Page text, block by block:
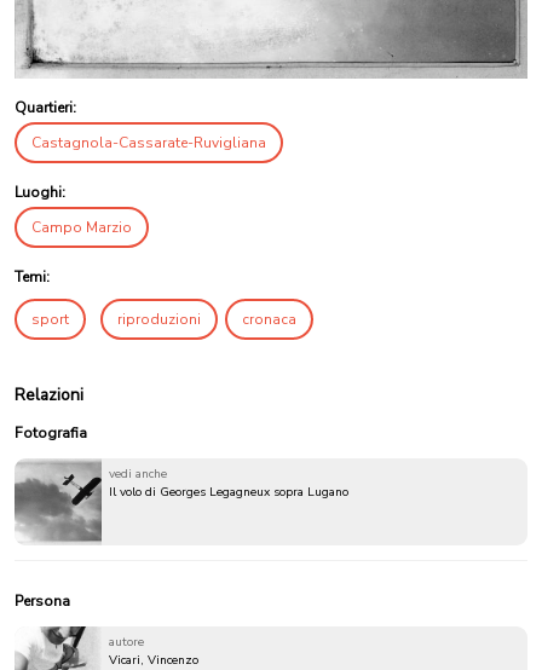
Quartieri:
Castagnola-Cassarate-Ruvigliana
Luoghi:
Campo Marzio
Temi:
sport riproduzioni cronaca
Relazioni
Fotografia
vedi anche
Il volo di Georges Legagneux sopra Lugano
Persona
autore
Vicari, Vincenzo